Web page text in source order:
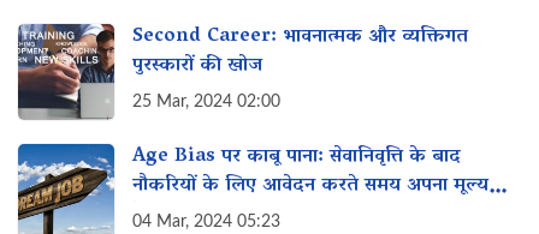
Second Career: भावनात्मक और व्यक्तिगत
पुरस्कारों की खोज
25 Mar, 2024 02:00
Age Bias पर काबू पाना: सेवानिवृत्ति के बाद
नौकरियों के लिए आवेदन करते समय अपना मूल्य
कैसे प्रदर्शित करें
04 Mar, 2024 05:23